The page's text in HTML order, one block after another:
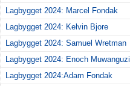
Lagbygget 2024: Marcel Fondak
Lagbygget 2024: Kelvin Bjore
Lagbygget 2024: Samuel Wretman
Lagbygget 2024: Enoch Muwanguzi
Lagbygget 2024:Adam Fondak